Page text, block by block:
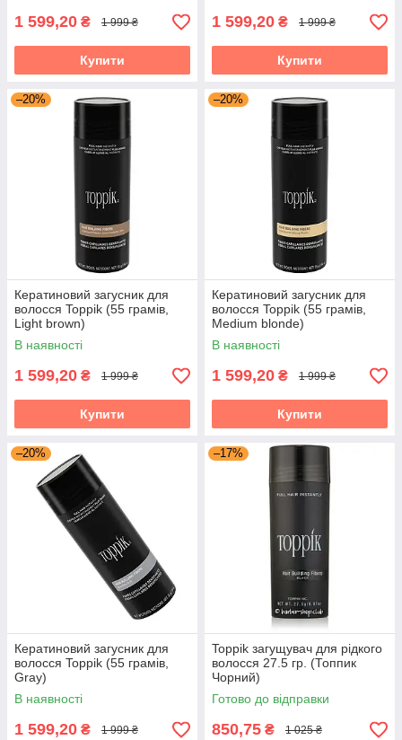
1 599,20 ₴ 1 999 ₴
Купити
1 599,20 ₴ 1 999 ₴
Купити
–20%
Кератиновий загусник для
волосся Toppik (55 грамів,
Light brown)
В наявності
1 599,20 ₴ 1 999 ₴
Купити
–20%
Кератиновий загусник для
волосся Toppik (55 грамів,
Medium blonde)
В наявності
1 599,20 ₴ 1 999 ₴
Купити
–20%
Кератиновий загусник для
волосся Toppik (55 грамів,
Gray)
В наявності
1 599,20 ₴ 1 999 ₴
–17%
Toppik загущувач для рідкого
волосся 27.5 гр. (Топпик
Чорний)
Готово до відправки
850,75 ₴ 1 025 ₴